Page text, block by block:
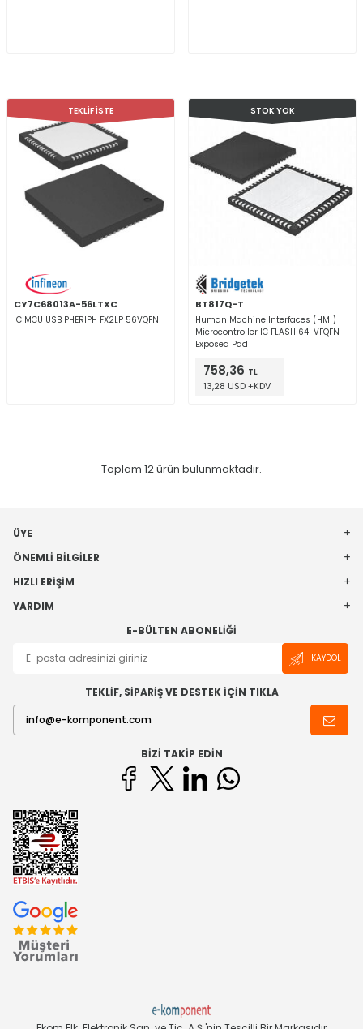
TEKLİF İSTE
CY7C68013A-56LTXC
IC MCU USB PHERIPH FX2LP 56VQFN
STOK YOK
BT817Q-T
Human Machine Interfaces (HMI)
Microcontroller IC FLASH 64-VFQFN
Exposed Pad
758,36 TL
13,28 USD +KDV
Toplam 12ürün bulunmaktadır.
ÜYE
ÖNEMLI BILGILER
HIZLI ERIŞIM
YARDIM
E-BÜLTEN ABONELIĞI
KAYDOL
TEKLİF, SİPARİŞ VE DESTEK İÇİN TIKLA
BIZI TAKIP EDIN